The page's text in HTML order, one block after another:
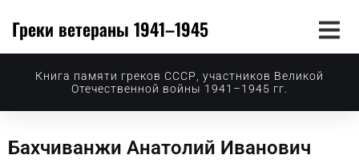
Греки ветераны 1941–1945
Книга памяти греков СССР, участников Великой
Отечественной войны 1941–1945 гг.
Бахчиванжи Анатолий Иванович